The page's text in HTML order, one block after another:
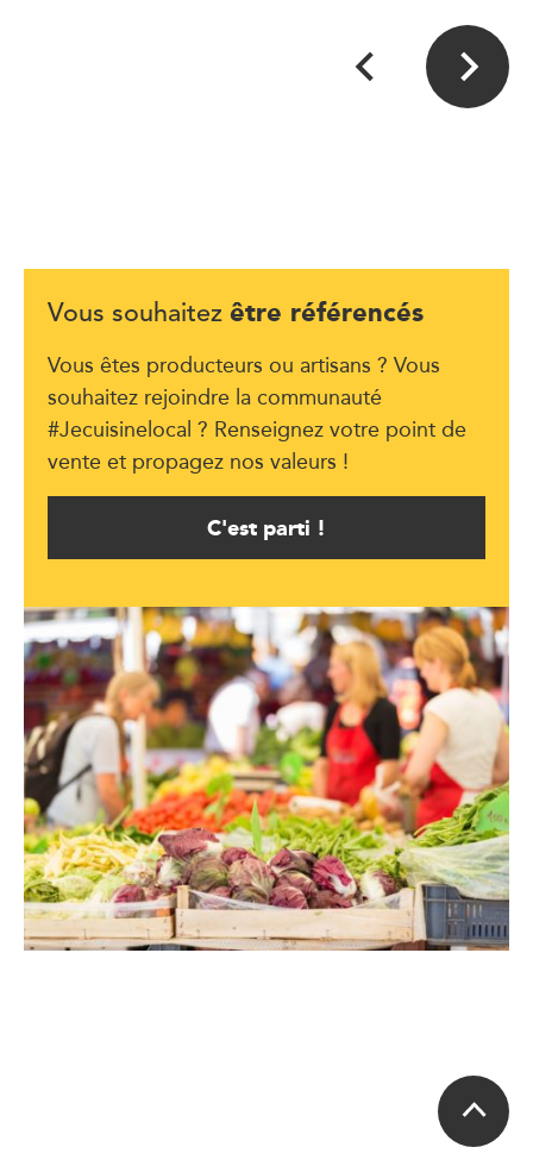
Vous souhaitez être référencés
Vous êtes producteurs ou artisans ? Vous
souhaitez rejoindre la communauté
#Jecuisinelocal ? Renseignez votre point de
vente et propagez nos valeurs !
C'est parti !